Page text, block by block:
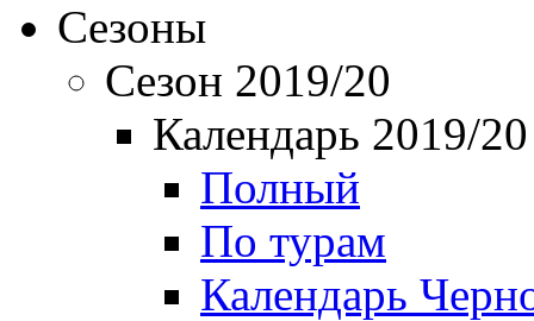
Сезоны
Сезон 2019/20
Календарь 2019/20
Полный
По турам
Календарь